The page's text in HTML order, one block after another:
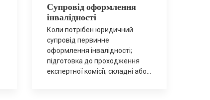
Супровід оформлення
інвалідності
Коли потрібен юридичний
супровід первинне
оформлення інвалідності;
підготовка до проходження
експертної комісії; складні або